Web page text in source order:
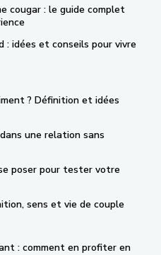
cougar : le guide complet
: idées et conseils pour vivre
? Définition et idées
une relation sans
poser pour tester votre
sens et vie de couple
: comment en profiter en